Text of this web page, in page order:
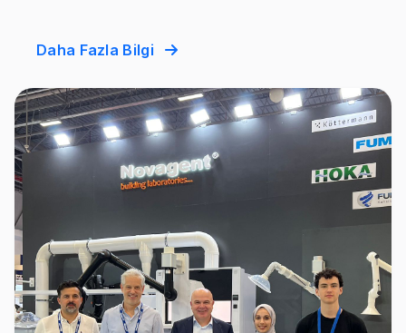
Daha Fazla Bilgi